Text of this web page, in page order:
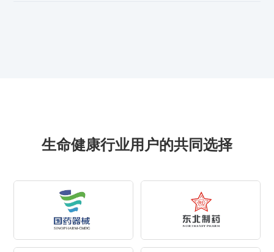
生命健康行业用户的共同选择